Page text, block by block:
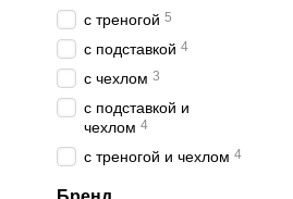
с треногой 5
с подставкой 4
с чехлом 3
с подставкой и
чехлом 4
с треногой и чехлом 4